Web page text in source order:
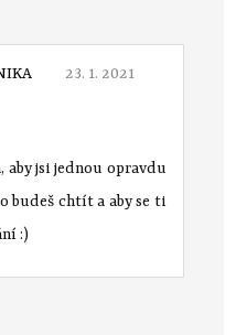
23. 1. 2021
aby jsi jednou opravdu
budeš chtít a aby se ti
:)